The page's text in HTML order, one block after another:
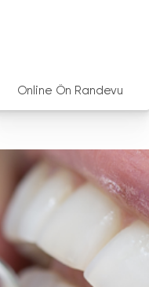
Online Ön Randevu